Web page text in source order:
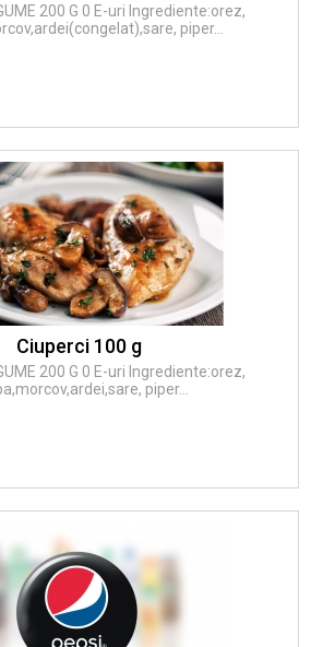
200 G 0 E-uri Ingrediente:orez,
piper...
Ciuperci 100 g
200 G 0 E-uri Ingrediente:orez,
piper...